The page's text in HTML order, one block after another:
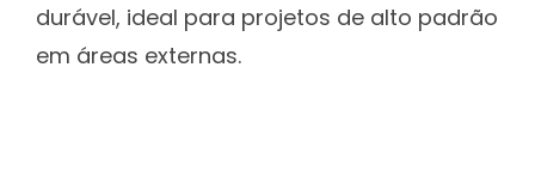
durável, ideal para projetos de alto padrão
em áreas externas.